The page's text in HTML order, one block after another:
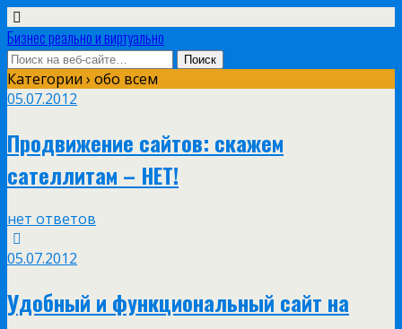
Бизнес реально и виртуально
Категории › обо всем
05.07.2012
Продвижение сайтов: скажем
сателлитам – НЕТ!
нет ответов
05.07.2012
Удобный и функциональный сайт на